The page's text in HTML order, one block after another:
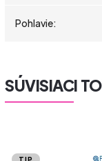
Pohlavie:
SÚVISIACI
TIP